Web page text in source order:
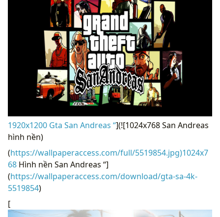
1920x1200 Gta San Andreas “](![1024x768 San Andreas
hình nền)
(https://wallpaperaccess.com/full/5519854.jpg)1024x7
68 Hình nền San Andreas “]
(https://wallpaperaccess.com/download/gta-sa-4k-
5519854)
[